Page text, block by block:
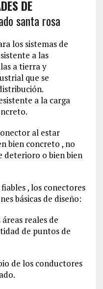
DE
santa rosa
los sistemas de
a las
a tierra y
que se
a la carga
al estar
bien concreto , no
deterioro o bien bien
, los conectores
básicas de diseño:
reales de
de puntos de
de los conductores